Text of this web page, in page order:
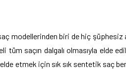
modellerinden biri de hiç şüphesiz
tüm saçın dalgalı olmasıyla elde
elde etmek için sık sık sentetik saç